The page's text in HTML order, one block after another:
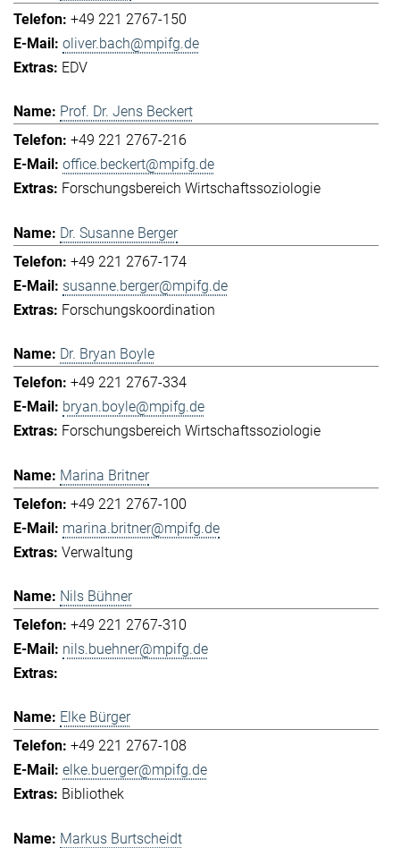
+49 221 2767-150
oliver.bach@mpifg.de
EDV
Prof. Dr. Jens Beckert
+49 221 2767-216
office.beckert@mpifg.de
Forschungsbereich Wirtschaftssoziologie
Dr. Susanne Berger
+49 221 2767-174
susanne.berger@mpifg.de
Forschungskoordination
Dr. Bryan Boyle
+49 221 2767-334
bryan.boyle@mpifg.de
Forschungsbereich Wirtschaftssoziologie
Marina Britner
+49 221 2767-100
marina.britner@mpifg.de
Verwaltung
Nils Bühner
+49 221 2767-310
nils.buehner@mpifg.de
Elke Bürger
+49 221 2767-108
elke.buerger@mpifg.de
Bibliothek
Markus Burtscheidt